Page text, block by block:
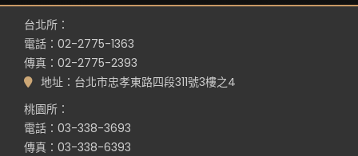
台北所：
電話：02-2775-1363
傳真：02-2775-2393
地址：台北市忠孝東路四段311號3樓之4
桃園所：
電話：03-338-3693
傳真：03-338-6393